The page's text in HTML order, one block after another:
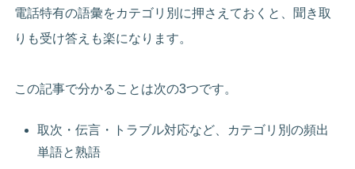
電話特有の語彙をカテゴリ別に押さえておくと、聞き取
りも受け答えも楽になります。
この記事で分かることは次の3つです。
取次・伝言・トラブル対応など、カテゴリ別の頻出
単語と熟語